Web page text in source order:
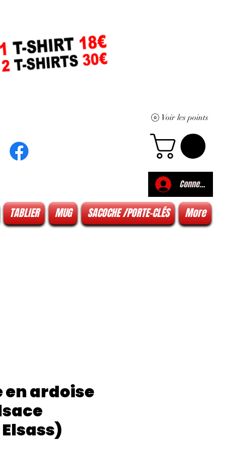
Voir les points
Connexion
TABLIER MUG SACOCHE /PORTE-CLÉS More
en ardoise